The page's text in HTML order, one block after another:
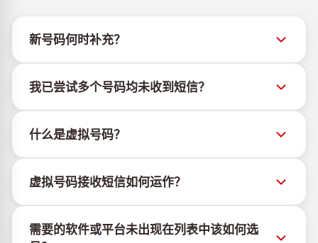
新号码何时补充？
人 @TigerSMSofficial_bot 查看。该频道会及时更新，
帮助用户获取最新号码库存。
我已尝试多个号码均未收到短信？
率。各服务平台的算法可能因多种原因拦截临时号码的
短信。为提高成功率，请尝试以下方法：
持续更换新号码尝试
登出设备上该服务的其他活跃账户
什么是虚拟号码？
或设备，也不受固定地理位置限制。其主要功能是接收
短信，包括OTP和激活码。
虚拟号码接收短信如何运作？
我们使用自有基础设施管理SIM卡，并结合定制软件为
需要的软件或平台未出现在列表中该如何选